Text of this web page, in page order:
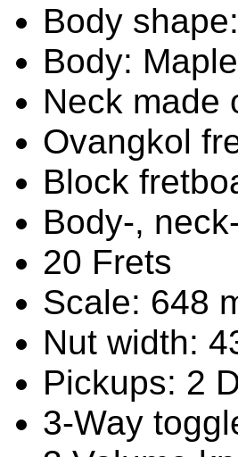
Body
Body: Maple
Neck made
Ovangkol
Block
Body-,
20 Frets
Scale: 648
Nut width:
Pickups: 2
3-Way